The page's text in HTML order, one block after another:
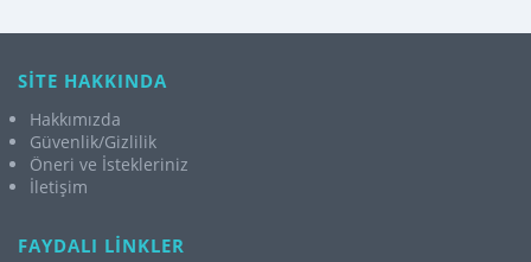
SİTE HAKKINDA
Hakkımızda
Güvenlik/Gizlilik
Öneri ve İstekleriniz
İletişim
FAYDALI LİNKLER